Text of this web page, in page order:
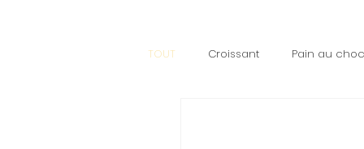
TOUT Croissant Pain au